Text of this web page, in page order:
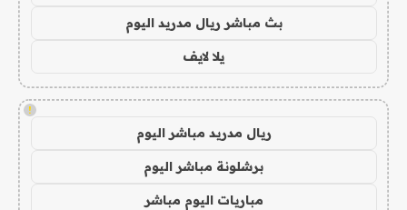
بث مباشر ريال مدريد اليوم
يلا لايف
!
ريال مدريد مباشر اليوم
برشلونة مباشر اليوم
مباريات اليوم مباشر